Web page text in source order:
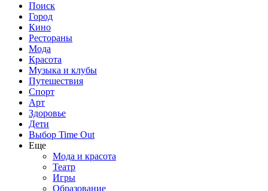
Поиск
Город
Кино
Рестораны
Мода
Красота
Музыка и клубы
Путешествия
Спорт
Арт
Здоровье
Дети
Выбор Time Out
Еще
Мода и красота
Театр
Игры
Образование